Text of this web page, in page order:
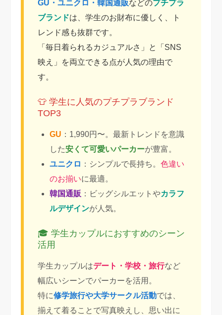
GU・ユニクロ・韓国通販などのプチプラ
ブランドは、学生のお財布に優しく、ト
レンド感も抜群です。
「毎日着られるカジュアルさ」と「SNS
映え」を両立できる点が人気の理由で
す。
👕 学生に人気のプチプラブランド
TOP3
GU ：1,990円〜。最新トレンドを意識
した安くて可愛いパーカーが豊富。
ユニクロ ：シンプルで長持ち。色違い
のお揃いに最適。
韓国通販 ：ビッグシルエットやカラフ
ルデザインが人気。
🎓 学生カップルにおすすめのシーン
活用
学生カップルはデート・学校・旅行など
幅広いシーンでパーカーを活用。
特に修学旅行や大学サークル活動では、
揃えて着ることで写真映えし、思い出に